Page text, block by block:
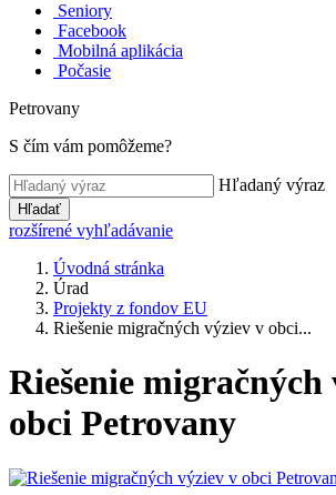
Seniory
Facebook
Mobilná aplikácia
Počasie
Petrovany
S čím vám pomôžeme?
Hľadaný výraz
Hľadať
rozšírené vyhľadávanie
Úvodná stránka
Úrad
Projekty z fondov EU
Riešenie migračných výziev v obci...
Riešenie migračných
obci Petrovany